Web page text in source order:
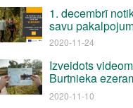
1. decembrī
savu
2020-11-24
Izveidots
Burtnieka
2020-11-10